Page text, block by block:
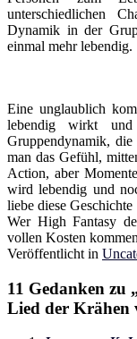
unterschiedlichen
Dynamik in der
einmal mehr lebendig.
Eine unglaublich
lebendig wirkt
Gruppendynamik,
man das Gefühl,
Action, aber
wird lebendig und
liebe diese
Wer High Fantasy
vollen Kosten
Veröffentlicht in
11 Gedanken zu
Lied der Krähen